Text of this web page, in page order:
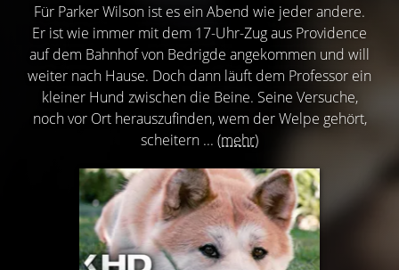
Für Parker Wilson ist es ein Abend wie jeder andere.
Er ist wie immer mit dem 17-Uhr-Zug aus Providence
auf dem Bahnhof von Bedrigde angekommen und will
weiter nach Hause. Doch dann läuft dem Professor ein
kleiner Hund zwischen die Beine. Seine Versuche,
noch vor Ort herauszufinden, wem der Welpe gehört,
scheitern ... (mehr)